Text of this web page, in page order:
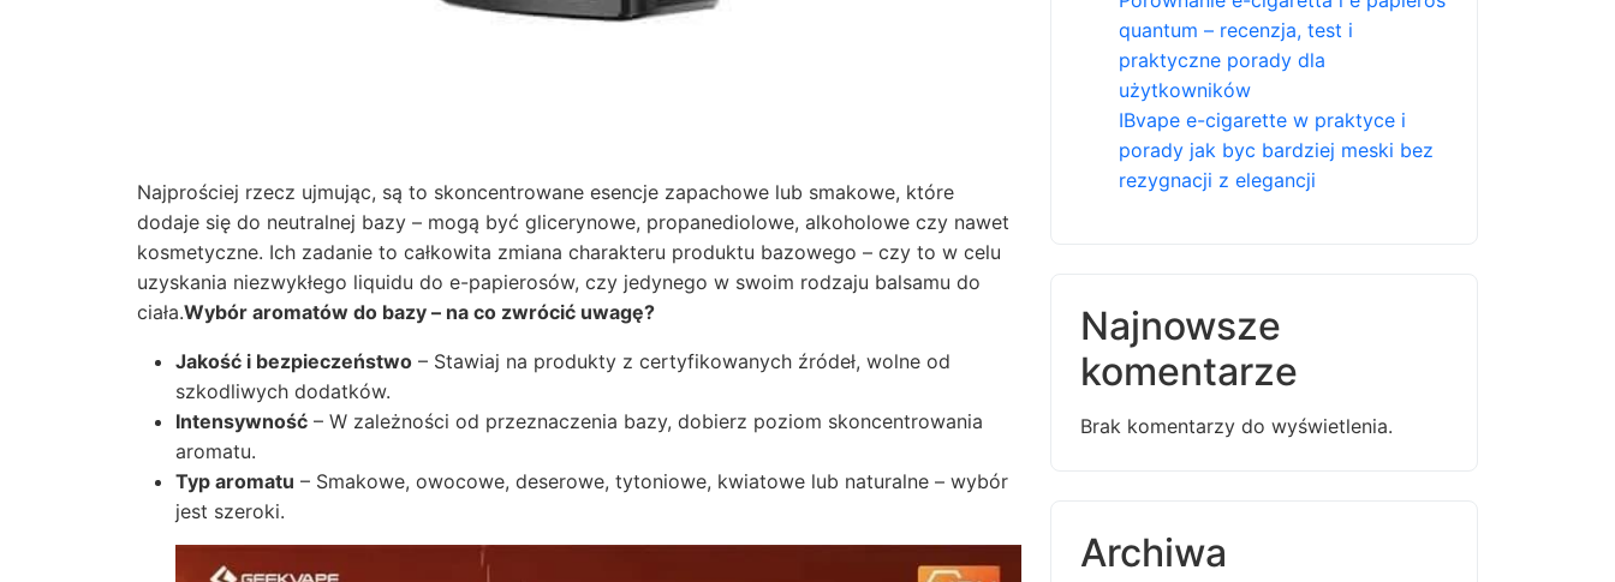
Najprościej rzecz ujmując, są to skoncentrowane esencje zapachowe lub smakowe, które
dodaje się do neutralnej bazy – mogą być glicerynowe, propanediolowe, alkoholowe czy nawet
kosmetyczne. Ich zadanie to całkowita zmiana charakteru produktu bazowego – czy to w celu
uzyskania niezwykłego liquidu do e-papierosów, czy jedynego w swoim rodzaju balsamu do
ciała.Wybór aromatów do bazy – na co zwrócić uwagę?
Jakość i bezpieczeństwo – Stawiaj na produkty z certyfikowanych źródeł, wolne od
szkodliwych dodatków.
Intensywność – W zależności od przeznaczenia bazy, dobierz poziom skoncentrowania
aromatu.
Typ aromatu – Smakowe, owocowe, deserowe, tytoniowe, kwiatowe lub naturalne – wybór
jest szeroki.
quantum – recenzja, test i
praktyczne porady dla
użytkowników
IBvape e-cigarette w praktyce i
porady jak byc bardziej meski bez
rezygnacji z elegancji
Najnowsze
komentarze
Brak komentarzy do wyświetlenia.
Archiwa